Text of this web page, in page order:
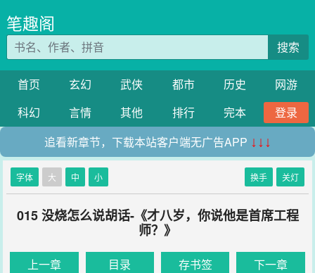
笔趣阁
搜索
首页 玄幻 武侠 都市 历史
网游
科幻
言情 其他 排行 完本
登录
追看新章节，下载本站客户端无广告APP ↓↓↓
字体 大 中 小 换手 关灯
015 没烧怎么说胡话-《才八岁，你说他是首席工程
师？》
上一章 目录 存书签 下一章